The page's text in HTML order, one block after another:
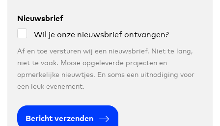
Nieuwsbrief
Wil je onze nieuwsbrief ontvangen?
Af en toe versturen wij een nieuwsbrief. Niet te lang,
niet te vaak. Mooie opgeleverde projecten en
opmerkelijke nieuwtjes. En soms een uitnodiging voor
een leuk evenement.
Bericht verzenden